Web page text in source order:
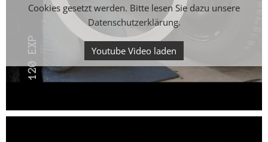
Cookies gesetzt werden. Bitte lesen Sie dazu unsere
Datenschutzerklärung.
Youtube Video laden